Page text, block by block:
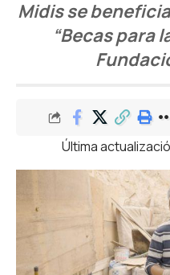
Midis se
“Becas para
Última